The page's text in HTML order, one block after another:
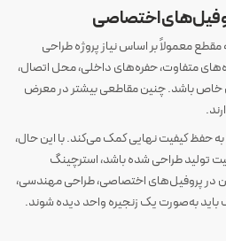
اختصاصی
معمولاً بر اساس نیاز پروژه طراحی
متفاوت، حفره‌های داخلی، محل اتصال،
خاص باشد. چنین مقاطعی بیشتر در معرض
حفظ کیفیت نهایی کمک می‌کند. با این حال،
تولید طراحی شده باشد، استرچینگ
در پروفیل‌های اختصاصی، طراحی مهندسی،
باید به‌صورت یک زنجیره واحد دیده شوند.